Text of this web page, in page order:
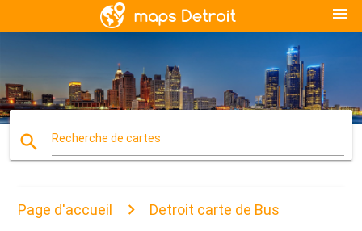
menu
search Recherche de cartes
Page d'accueil Detroit carte de Bus